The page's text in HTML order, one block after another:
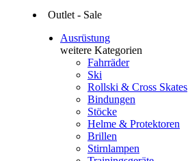
Outlet - Sale
Ausrüstung
weitere Kategorien
Fahrräder
Ski
Rollski & Cross Skates
Bindungen
Stöcke
Helme & Protektoren
Brillen
Stirnlampen